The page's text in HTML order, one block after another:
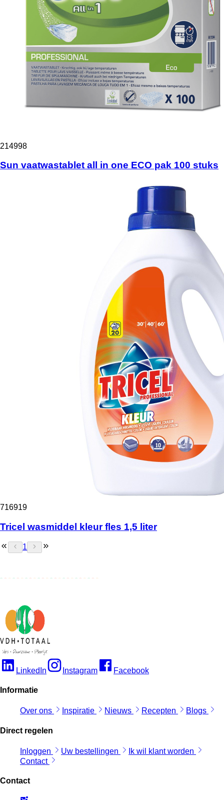
214998
Sun vaatwastablet all in one ECO pak 100 stuks
716919
Tricel wasmiddel kleur fles 1,5 liter
1
LinkedIn Instagram Facebook
Informatie
Over ons Inspiratie Nieuws Recepten Blogs
Direct regelen
Inloggen Uw bestellingen
Ik wil klant worden
Contact
Contact